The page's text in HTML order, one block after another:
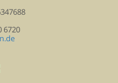
6720